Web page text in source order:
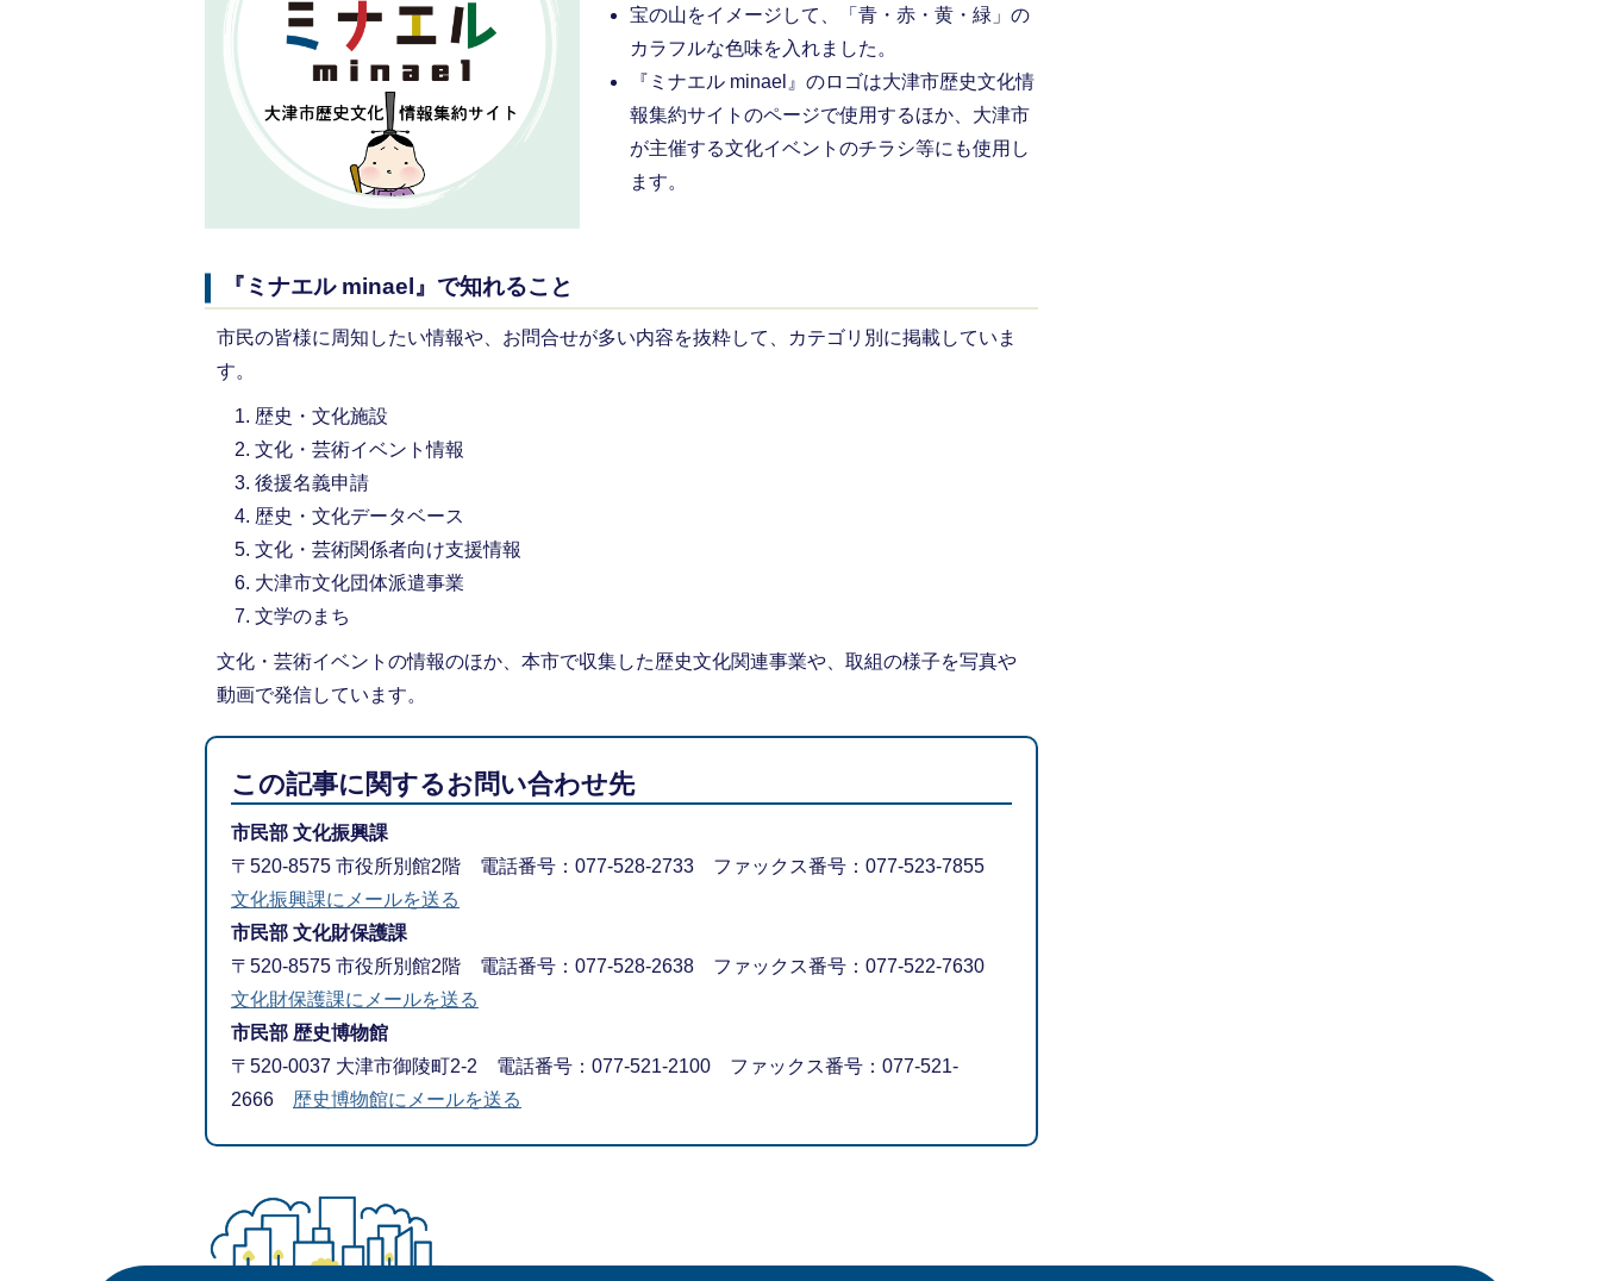
宝の山をイメージして、「青・赤・黄・緑」の
カラフルな色味を入れました。
『ミナエル minael』のロゴは大津市歴史文化情
報集約サイトのページで使用するほか、大津市
が主催する文化イベントのチラシ等にも使用し
ます。
『ミナエル minael』で知れること
市民の皆様に周知したい情報や、お問合せが多い内容を抜粋して、カテゴリ別に掲載していま
す。
歴史・文化施設
文化・芸術イベント情報
後援名義申請
歴史・文化データベース
文化・芸術関係者向け支援情報
大津市文化団体派遣事業
文学のまち
文化・芸術イベントの情報のほか、本市で収集した歴史文化関連事業や、取組の様子を写真や
動画で発信しています。
この記事に関するお問い合わせ先
市民部 文化振興課
〒520-8575 市役所別館2階 電話番号：077-528-2733 ファックス番号：077-523-7855
文化振興課にメールを送る
市民部 文化財保護課
〒520-8575 市役所別館2階 電話番号：077-528-2638 ファックス番号：077-522-7630
文化財保護課にメールを送る
市民部 歴史博物館
〒520-0037 大津市御陵町2-2 電話番号：077-521-2100 ファックス番号：077-521-
2666 歴史博物館にメールを送る